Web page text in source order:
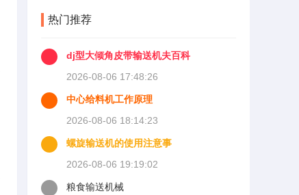
热门推荐
dj型大倾角皮带输送机夫百科
2026-08-06 17:48:26
中心给料机工作原理
2026-08-06 18:14:23
螺旋输送机的使用注意事
2026-08-06 19:19:02
粮食输送机械